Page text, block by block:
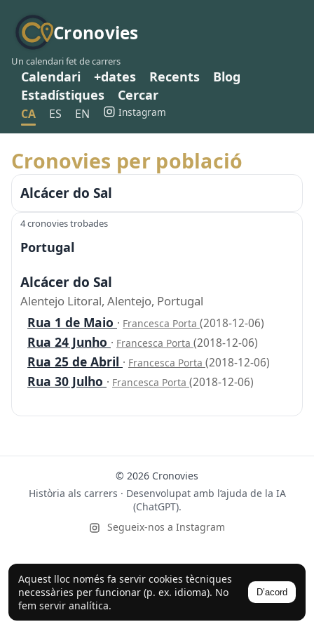
Cronovies
Un calendari fet de carrers
Calendari +dates Recents
Blog
Estadístiques
Cercar
CA ES EN Instagram
Aquest lloc només fa servir cookies tècniques
necessàries per funcionar (p. ex. idioma). No
fem servir analítica.
D’acord
Cronovies per població
Alcácer do Sal
4 cronovies trobades
Portugal
Alcácer do Sal
Alentejo Litoral, Alentejo, Portugal
Rua 1 de Maio · Francesca Porta (2018-12-06)
Rua 24 Junho · Francesca Porta (2018-12-06)
Rua 25 de Abril · Francesca Porta (2018-12-06)
Rua 30 Julho · Francesca Porta (2018-12-06)
© 2026 Cronovies
Història als carrers · Desenvolupat amb l’ajuda de la IA
(ChatGPT).
Segueix-nos a Instagram